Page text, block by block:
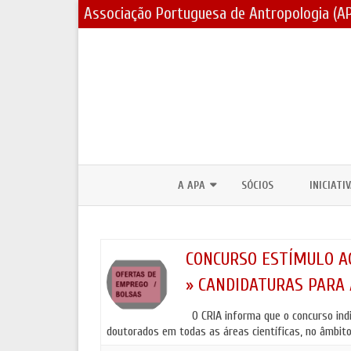
Associação Portuguesa de Antropologia
A APA
ASSEMBLEIAS GERAIS E ELEIÇÕES
PARCERIAS E PROTOCOLOS
CONTACTOS
SÓCIOS
BOLSAS
FÓRUNS
DIA
CONCURSO ESTÍMULO
» CANDIDATURAS
O CRIA informa que o concurso
doutorados em todas as áreas científicas, no